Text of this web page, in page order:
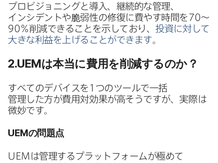
プロビジョニングと​導入、​継続的な​管理、​
インシデントや​脆弱性の​修復に​費やす​時間を 70～
90％削減できる​ことを​示しており、投資に​対して​
大きな​利益を​上げる​ことができます。
2.UEMは​本当に​費用を​削減するのか？
すべての​デバイスを 1 つの​ツールで​一括​
管理した方が​費用対効果が​高そうですが、​実際は​
微妙です。
UEMの​問題点
UEM は​管理する​プラットフォームが​極めて​